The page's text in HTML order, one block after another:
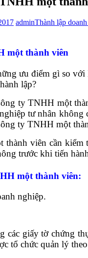
adminThành lập
một thành viên
ưu điểm gì so
lập?
ty TNHH một
tư nhân
ty TNHH một
viên cần
trước khi tiến
một thành viên:
nghiệp.
các giấy tờ chứng
tổ chức quản lý